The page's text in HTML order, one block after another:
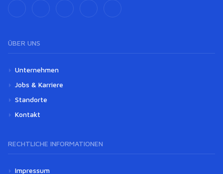
ÜBER UNS
Unternehmen
Jobs & Karriere
Standorte
Kontakt
RECHTLICHE INFORMATIONEN
Impressum